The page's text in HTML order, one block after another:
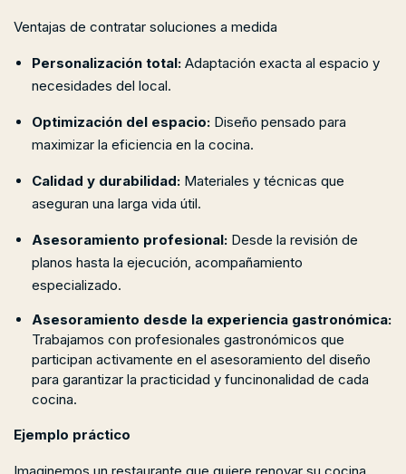
Ventajas de contratar soluciones a medida
Personalización total: Adaptación exacta al espacio y
necesidades del local.
Optimización del espacio: Diseño pensado para
maximizar la eficiencia en la cocina.
Calidad y durabilidad: Materiales y técnicas que
aseguran una larga vida útil.
Asesoramiento profesional: Desde la revisión de
planos hasta la ejecución, acompañamiento
especializado.
Asesoramiento desde la experiencia gastronómica:
Trabajamos con profesionales gastronómicos que
participan activamente en el asesoramiento del diseño
para garantizar la practicidad y funcinonalidad de cada
cocina.
Ejemplo práctico